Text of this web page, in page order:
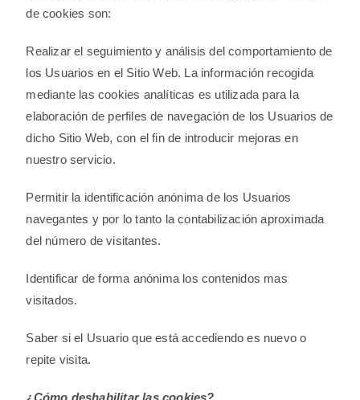
de cookies son:
Realizar el seguimiento y análisis del comportamiento de
los Usuarios en el Sitio Web. La información recogida
mediante las cookies analíticas es utilizada para la
elaboración de perfiles de navegación de los Usuarios de
dicho Sitio Web, con el fin de introducir mejoras en
nuestro servicio.
Permitir la identificación anónima de los Usuarios
navegantes y por lo tanto la contabilización aproximada
del número de visitantes.
Identificar de forma anónima los contenidos mas
visitados.
Saber si el Usuario que está accediendo es nuevo o
repite visita.